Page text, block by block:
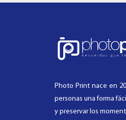
Photo Print nace en
personas una forma
y preservar los